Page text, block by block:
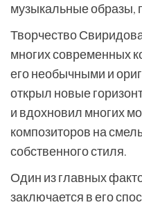
музыкальные образы,
Творчество
многих современных
его необычными и
открыл новые
и вдохновил многих
композиторов на
собственного стиля.
Один из главных
заключается в его